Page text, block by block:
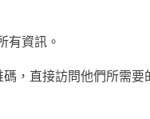
有資訊。
，直接訪問他們所需要